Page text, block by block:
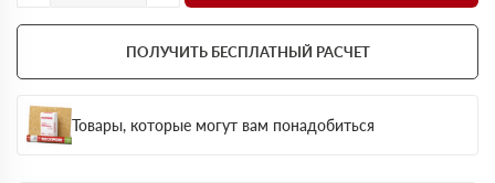
ПОЛУЧИТЬ БЕСПЛАТНЫЙ РАСЧЕТ
Товары, которые могут вам понадобиться